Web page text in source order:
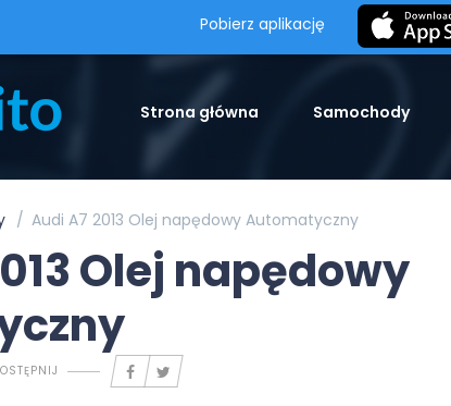
Pobierz aplikację
Strona główna Samochody
Audi A7 2013 Olej napędowy Automatyczny
Olej napędowy